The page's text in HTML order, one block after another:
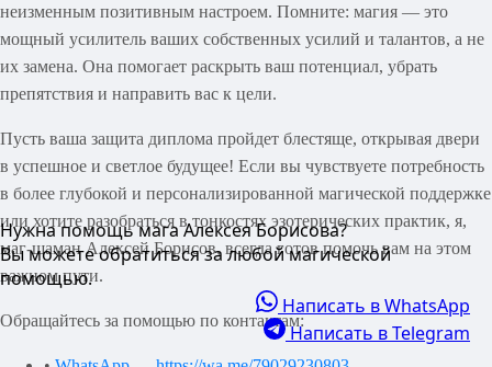
Нужна помощь мага Алексея Борисова?
Вы можете обратиться за любой магической
помощью.
Написать в WhatsApp
Написать в Telegram
неизменным позитивным настроем. Помните: магия — это
мощный усилитель ваших собственных усилий и талантов, а не
их замена. Она помогает раскрыть ваш потенциал, убрать
препятствия и направить вас к цели.
Пусть ваша защита диплома пройдет блестяще, открывая двери
в успешное и светлое будущее! Если вы чувствуете потребность
в более глубокой и персонализированной магической поддержке
или хотите разобраться в тонкостях эзотерических практик, я,
маг-шаман Алексей Борисов, всегда готов помочь вам на этом
важном пути.
Обращайтесь за помощью по контактам: